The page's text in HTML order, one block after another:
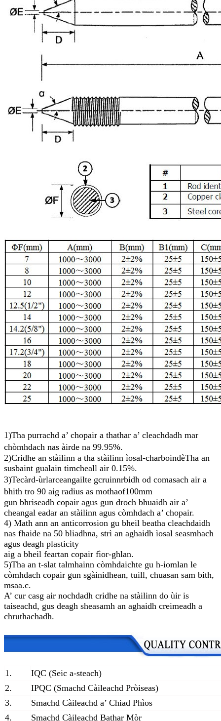
1)Tha purrachd a’ chopair a thathar a’ cleachdadh mar
chòmhdach nas àirde na 99.95%.
2)Cridhe an stàilinn a tha stàilinn ìosal-charboindèTha an
susbaint gualain timcheall air 0.15%.
3)Tecàrd-ùrlarceangailte gcruinnrbidh od comasach air a
bhith tro 90 aig radius as mothaof100mm
gun bhriseadh copair agus gun droch bhuaidh air a’
cheangal eadar an stàilinn agus còmhdach a’ chopair.
4) Math ann an anticorrosion gu bheil beatha cleachdaidh
nas fhaide na 50 bliadhna, strì an aghaidh ìosal seasmhach
agus deagh plasticity
aig a bheil feartan copair fìor-ghlan.
5)Tha an t-slat talmhainn còmhdaichte gu h-iomlan le
còmhdach copair gun sgàinidhean, tuill, chuasan sam bith,
msaa.c.
A’ cur casg air nochdadh cridhe na stàilinn do ùir is
taiseachd, gus deagh sheasamh an aghaidh creimeadh a
chruthachadh.
1.
IQC (Seic a-steach)
2.
IPQC (Smachd Càileachd Pròiseas)
3.
Smachd Càileachd a’ Chiad Phìos
4.
Smachd Càileachd Bathar Mòr